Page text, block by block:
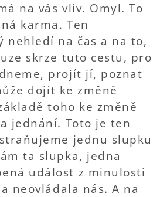
na vás vliv. Omyl. To
karma. Ten
nehledí na čas a na to,
skrze tuto cestu, pro
projít jí, poznat
dojít ke změně
toho ke změně
jednání. Toto je ten
jednu slupku
ta slupka, jedna
událost z minulosti
neovládala nás. A na